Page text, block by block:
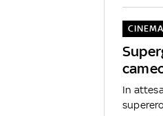
CINEMA
In